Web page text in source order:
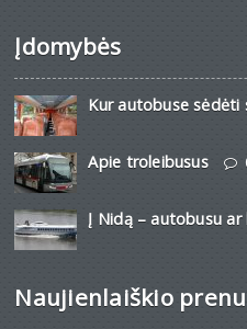
Įdomybės
Kur autobuse sėdėti
Apie troleibusus
Į Nidą – autobusu ar
Naujienlaiškio